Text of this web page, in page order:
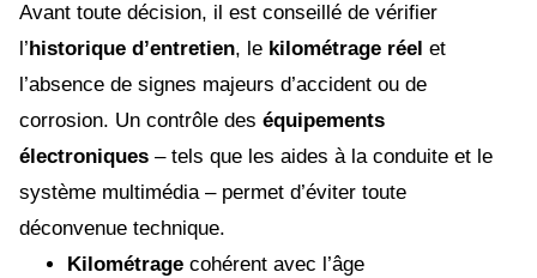
Avant toute décision, il est conseillé de vérifier
l’ historique d’entretien, le kilométrage réel et
l’absence de signes majeurs d’accident ou de
corrosion. Un contrôle des équipements
électroniques – tels que les aides à la conduite et le
système multimédia – permet d’éviter toute
déconvenue technique.
Kilométrage cohérent avec l’âge